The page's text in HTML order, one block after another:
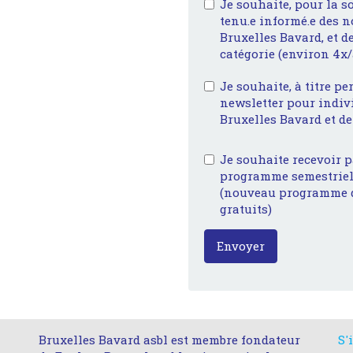
Je souhaite, pour la
tenu.e informé.e des
Bruxelles Bavard, et
catégorie (environ
Je souhaite, à titre
newsletter pour
Bruxelles Bavard et
Je souhaite recevoir
programme
(nouveau
gratuits)
Envoyer
Bruxelles Bavard asbl est membre fondateur